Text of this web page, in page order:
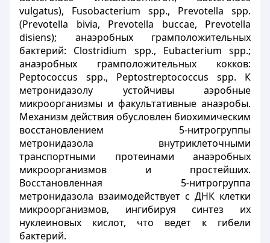
vulgatus), Fusobacterium spp., Prevotella spp.
(Prevotella bivia, Prevotella buccae, Prevotella
disiens); анаэробных грамположительных
бактерий: Clostridium spp., Eubacterium spp.;
анаэробных грамположительных кокков:
Peptococcus spp., Peptostreptococcus spp. К
метронидазолу устойчивы аэробные
микроорганизмы и факультативные анаэробы.
Механизм действия обусловлен биохимическим
восстановлением 5-нитрогруппы
метронидазола внутриклеточными
транспортными протеинами анаэробных
микроорганизмов и простейших.
Восстановленная 5-нитрогруппа
метронидазола взаимодействует с ДНК клетки
микроорганизмов, ингибируя синтез их
нуклеиновых кислот, что ведет к гибели
бактерий.